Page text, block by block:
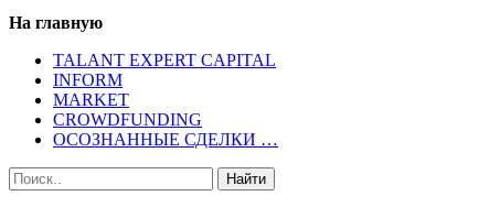
На главную
TALANT EXPERT CAPITAL
INFORM
MARKET
CROWDFUNDING
ОСОЗНАННЫЕ СДЕЛКИ …